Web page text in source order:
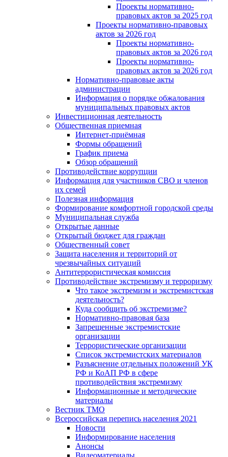
Проекты нормативно-
правовых актов за 2025 год
Проекты нормативно-правовых
актов за 2026 год
Проекты нормативно-
правовых актов за 2026 год
Проекты нормативно-
правовых актов за 2026 год
Нормативно-правовые акты
администрации
Информация о порядке обжалования
муниципальных правовых актов
Инвестиционная деятельность
Общественная приемная
Интернет-приёмная
Формы обращений
График приема
Обзор обращений
Противодействие коррупции
Информация для участников СВО и членов
их семей
Полезная информация
Формирование комфортной городской среды
Муниципальная служба
Открытые данные
Открытый бюджет для граждан
Общественный совет
Защита населения и территорий от
чрезвычайных ситуаций
Антитеррористическая комиссия
Противодействие экстремизму и терроризму
Что такое экстремизм и экстремистская
деятельность?
Куда сообщить об экстремизме?
Нормативно-правовая база
Запрещенные экстремистские
организации
Террористические организации
Список экстремистских материалов
Разъяснение отдельных положений УК
РФ и КоАП РФ в сфере
противодействия экстремизму
Информационные и методические
материалы
Вестник ТМО
Всероссийская перепись населения 2021
Новости
Информирование населения
Анонсы
Видеоматериалы